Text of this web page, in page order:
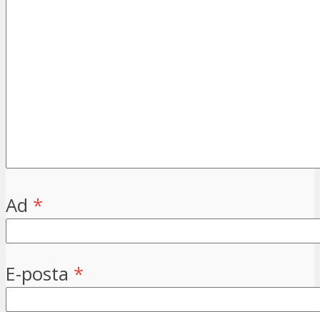
Ad *
E-posta *